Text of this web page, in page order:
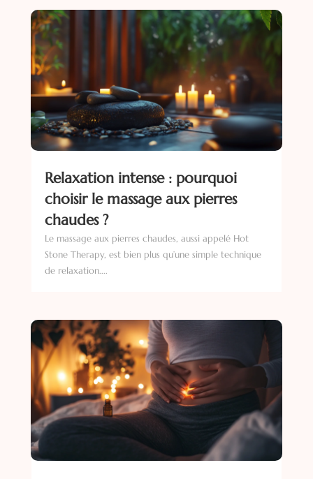
Relaxation intense : pourquoi
choisir le massage aux pierres
chaudes ?
Le massage aux pierres chaudes, aussi appelé Hot
Stone Therapy, est bien plus qu’une simple technique
de relaxation....